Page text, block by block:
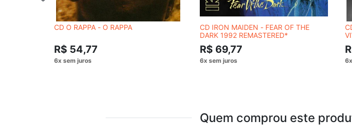
CD O RAPPA - O RAPPA
R$ 54,77
CD IRON MAIDEN - FEAR OF THE
DARK 1992 REMASTERED*
R$ 69,77
Quem comprou este